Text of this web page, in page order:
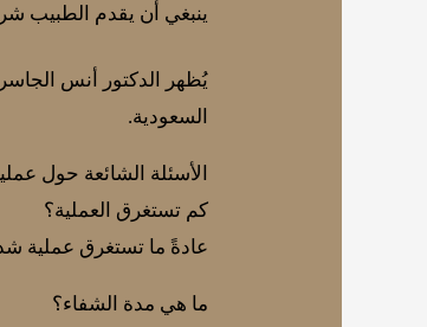
ينبغي أن يقدم الطبيب
يُظهر الدكتور أنس
السعودية.
الأسئلة الشائعة حول
كم تستغرق العملية؟
عادةً ما تستغرق عملية شد الجفون حوالي 45 دقيقة إلى ساعة،
ما هي مدة الشفاء؟